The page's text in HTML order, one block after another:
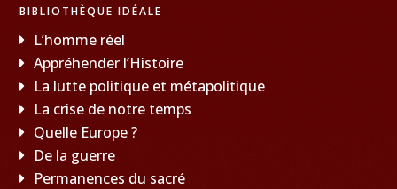
BIBLIOTHÈQUE IDÉALE
L’homme réel
Appréhender l’Histoire
La lutte politique et métapolitique
La crise de notre temps
Quelle Europe ?
De la guerre
Permanences du sacré